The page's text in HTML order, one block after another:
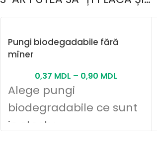
Pungi biodegadabile fără
mîner
0,37 MDL – 0,90 MDL
Alege pungi
biodegradabile ce sunt
in stock :